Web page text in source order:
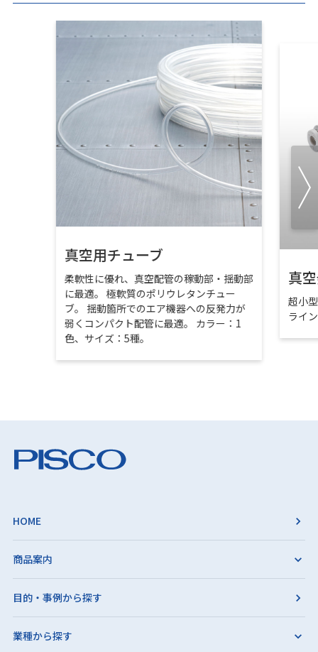
真空用チューブ
柔軟性に優れ、真空配管の稼動部・揺動部
に最適。 極軟質のポリウレタンチュー
ブ。 揺動箇所でのエア機器への反発力が
弱くコンパクト配管に最適。 カラー：1
色、サイズ：5種。
真
超小
ライ
HOME
商品案内
目的・事例から探す
業種から探す